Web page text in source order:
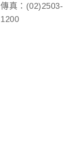
傳真：(02)2503-
1200